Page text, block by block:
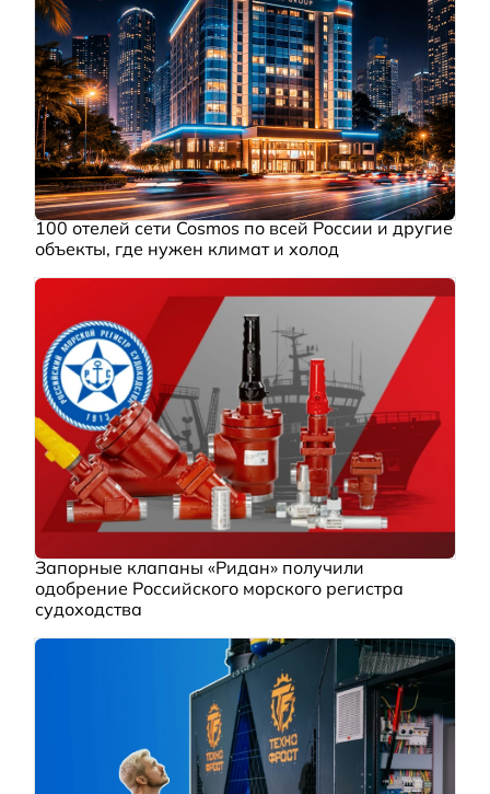
100 отелей сети Cosmos по всей России и другие
объекты, где нужен климат и холод
Запорные клапаны «Ридан» получили
одобрение Российского морского регистра
судоходства